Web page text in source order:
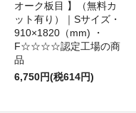
オーク板目 】（無料カ
ット有り）｜Sサイズ・
910×1820（mm) ・
F☆☆☆☆認定工場の商
品
6,750円(税614円)